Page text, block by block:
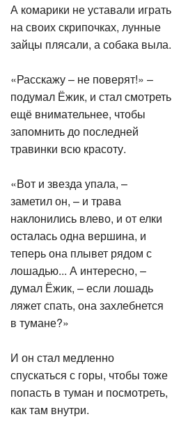
А комарики не уставали играть
на своих скрипочках, лунные
зайцы плясали, а собака выла.
«Расскажу – не поверят!» –
подумал Ёжик, и стал смотреть
ещё внимательнее, чтобы
запомнить до последней
травинки всю красоту.
«Вот и звезда упала, –
заметил он, – и трава
наклонились влево, и от елки
осталась одна вершина, и
теперь она плывет рядом с
лошадью... А интересно, –
думал Ёжик, – если лошадь
ляжет спать, она захлебнется
в тумане?»
И он стал медленно
спускаться с горы, чтобы тоже
попасть в туман и посмотреть,
как там внутри.